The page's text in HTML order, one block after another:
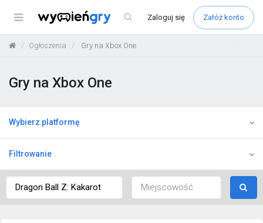
Menu Zaloguj się Załóż konto
Ogłoszenia Gry na Xbox One
Gry na Xbox One
Wybierz platformę
Filtrowanie